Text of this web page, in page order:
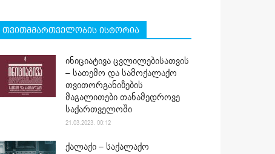
თვითმმართველობის ისტორია
ინიციატივა ცვლილებისათვის
– სათემო და სამოქალაქო
თვითორგანიზების
მაგალითები თანამედროვე
საქართველოში
21.03.2023. 00:12
ქალაქი – საქალაქო